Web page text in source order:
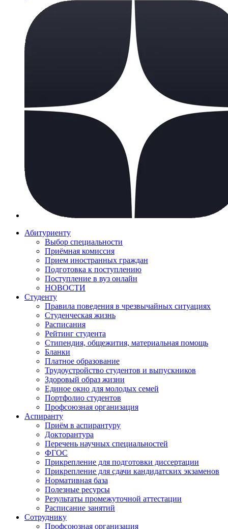
Абитуриенту
Выбор специальности
Приёмная комиссия
Прием иностранных граждан
Подготовка к поступлению
Поступление в вуз онлайн
НОВОСТИ
Студенту
Правила поведения в чрезвычайных ситуациях
Студенческая жизнь
Расписания
Рейтинг студента
Стипендия, общежития, материальная помощь
Бланки
Платное образование
Трудоустройство студентов и выпускников
Здоровый образ жизни
Единое окно для молодых семей
Портфолио студентов
Профсоюзная организация
Аспиранту
Приём в аспирантуру
Докторантура
Перечень научных специальностей
ФГОС
Прикрепление для подготовки диссертации
Прикрепление для сдачи кандидатских экзаменов
Нормативная база
Полезные ресурсы
Результаты промежуточной аттестации
Расписание занятий
Сотруднику
Профсоюзная организация